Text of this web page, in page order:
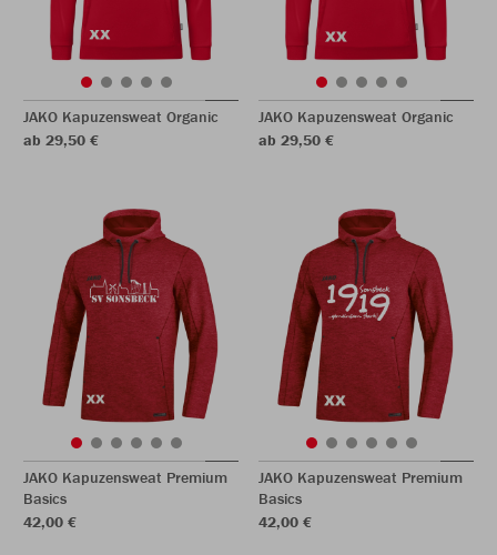
JAKO Kapuzensweat Organic
ab 29,50 €
JAKO Kapuzensweat Organic
ab 29,50 €
JAKO Kapuzensweat Premium
Basics
42,00 €
JAKO Kapuzensweat Premium
Basics
42,00 €